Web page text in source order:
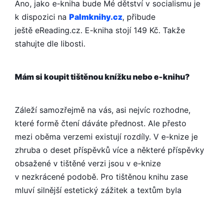
Ano, jako e-kniha bude Mé dětství v socialismu je
k dispozici na Palmknihy.cz, přibude
ještě eReading.cz. E-kniha stojí 149 Kč. Takže
stahujte dle libosti.
Mám si koupit tištěnou knížku nebo e-knihu?
Záleží samozřejmě na vás, asi nejvíc rozhodne,
které formě čtení dáváte přednost. Ale přesto
mezi oběma verzemi existují rozdíly. V e-knize je
zhruba o deset příspěvků více a některé příspěvky
obsažené v tištěné verzi jsou v e-knize
v nezkrácené podobě. Pro tištěnou knihu zase
mluví silnější estetický zážitek a textům byla